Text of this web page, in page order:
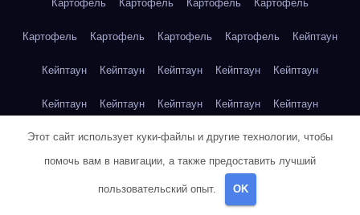
Картофель Картофель Картофель Картофель
Картофель Картофель Картофель Картофель Кейптаун
Кейптаун Кейптаун Кейптаун Кейптаун Кейптаун
Кейптаун Кейптаун Кейптаун Кейптаун Кейптаун
Кейптаун Кейптаун Кейптаун Кейптаун Кейптаун
Кейптаун
Клубника
Этот сайт использует куки-файлы и другие технологии, чтобы
помочь вам в навигации, а также предоставить лучший
пользовательский опыт. OK